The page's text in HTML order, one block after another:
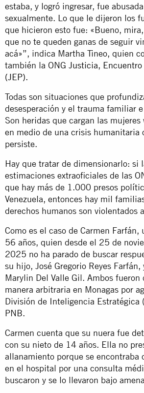
estaba, y logró ingresar, fue abusada
sexualmente. Lo que le dijeron los
que hicieron esto fue: «Bueno,
que no te queden ganas de seguir
acá»”, indica Martha Tineo, quien
también la ONG Justicia, Encuentro
(JEP).
Todas son situaciones que
desesperación y el trauma familiar
Son heridas que cargan las mujeres
en medio de una crisis humanitaria
persiste.
Hay que tratar de dimensionarlo: si
estimaciones extraoficiales de las
que hay más de 1.000 presos
Venezuela, entonces hay mil
derechos humanos son violentados
Como es el caso de Carmen Farfán,
56 años, quien desde el 25 de
2025 no ha parado de buscar
su hijo, José Gregorio Reyes Farfán,
Marylin Del Valle Gil. Ambos fueron
manera arbitraria en Monagas por
División de Inteligencia Estratégica
PNB.
Carmen cuenta que su nuera fue
con su nieto de 14 años. Ella no
allanamiento porque se encontraba
en el hospital por una consulta
buscaron y se lo llevaron bajo